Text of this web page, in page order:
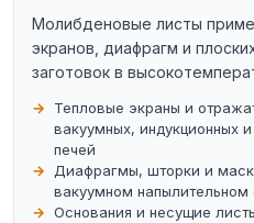
Молибденовые листы
экранов, диафрагм и
заготовок в
Тепловые экраны и
вакуумных, индукционных
печей
Диафрагмы, шторки и
вакуумном напылительном
Основания и несущие